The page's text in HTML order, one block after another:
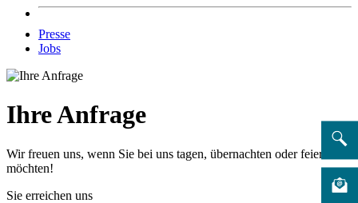
Presse
Jobs
Ihre Anfrage
Wir freuen uns, wenn Sie bei uns tagen, übernachten oder feiern
möchten!
Sie erreichen uns